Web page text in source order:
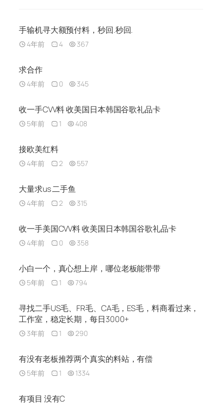
手输机寻大额预付料，秒回.秒回.
4年前 4 367
求合作
4年前 0 345
收一手CVV料 收美国日本韩国谷歌礼品卡
5年前 1 408
接欧美红料
4年前 2 557
大量求us 二手鱼
4年前 2 315
收一手美国CVV料 收美国日本韩国谷歌礼品卡
4年前 0 358
小白一个，真心想上岸，哪位老板能带带
5年前 1 794
寻找二手US毛、FR毛、CA毛，ES毛，料商看过来，
工作室，稳定长期，每日3000+
3年前 1 290
有没有老板推荐两个真实的料站，有偿
5年前 1 1334
有项目 没有C